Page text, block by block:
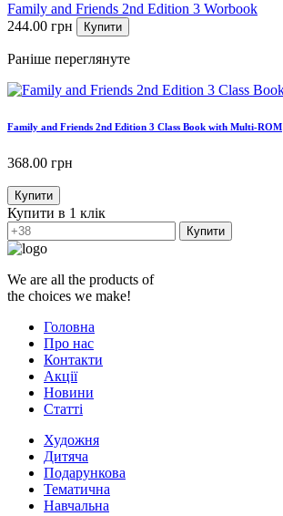
Family and Friends 2nd Edition 3 Worbook
244.00 грн Купити
Раніше переглянуте
Family and Friends 2nd Edition 3 Class Book with Multi-ROM
368.00 грн
Купити
Купити в 1 клік
Купити
We are all the products of
the choices we make!
Головна
Про нас
Контакти
Акції
Новини
Статті
Художня
Дитяча
Подарункова
Тематична
Навчальна